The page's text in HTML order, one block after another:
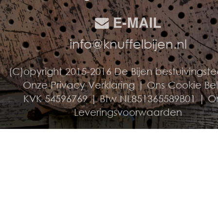
E-MAIL
info@knuffelbijen.nl
(C)opyright 2015-2016 De Bijen
Onze Privacy Verklaring|Ons Cookie
KVK 54596769 | Btw NL851365589B01 |
Leveringsvoorwaarden